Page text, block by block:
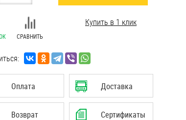
СРАВНИТЬ
Купить в 1 клик
Оплата Доставка
Возврат Сертификаты